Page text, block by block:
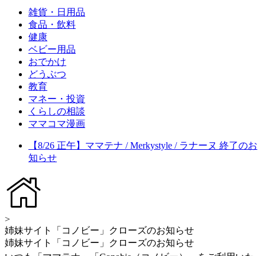
雑貨・日用品
食品・飲料
健康
ベビー用品
おでかけ
どうぶつ
教育
マネー・投資
くらしの相談
ママコマ漫画
【8/26 正午】ママテナ / Merkystyle / ラナーヌ 終了のお
知らせ
>
姉妹サイト「コノビー」クローズのお知らせ
姉妹サイト「コノビー」クローズのお知らせ